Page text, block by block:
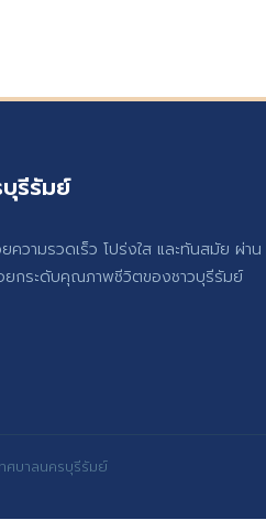
รีรัมย์
ความรวดเร็ว โปร่งใส และทันสมัย ผ่าน
ยกระดับคุณภาพชีวิตของชาวบุรีรัมย์
บาลนครบุรีรัมย์